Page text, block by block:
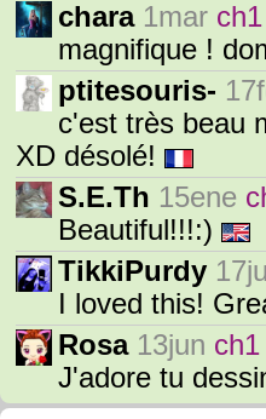
chara 1mar
magnifique !
ptitesouris-
c'est très beau
XD désolé!
S.E.Th 15ene
Beautiful!!!:)
TikkiPurdy
I loved this!
Rosa 13jun
J'adore tu